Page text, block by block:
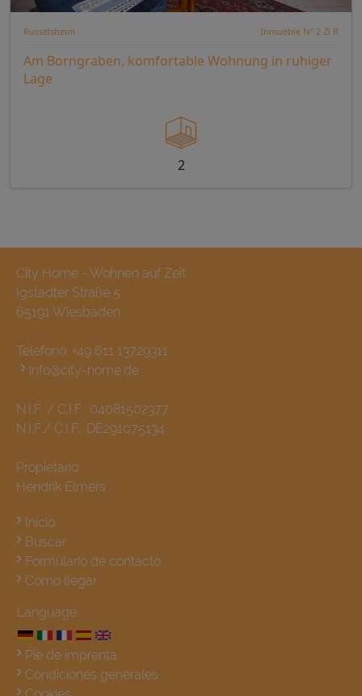
Rüsselsheim Inmueble Nº 2 Zi R
Am Borngraben, komfortable Wohnung in ruhiger
Lage
2
City Home - Wohnen auf Zeit
Igstadter Straße 5
65191 Wiesbaden
Teléfono: +49 611 13729311
info@city-home.de
N.I.F. / C.I.F.: 04081502377
N.I.F./ C.I.F.: DE291075134
Propietario:
Hendrik Elmers
Inicio
Buscar
Formulario de contacto
Cómo llegar
Language:
Pie de imprenta
Condiciones generales